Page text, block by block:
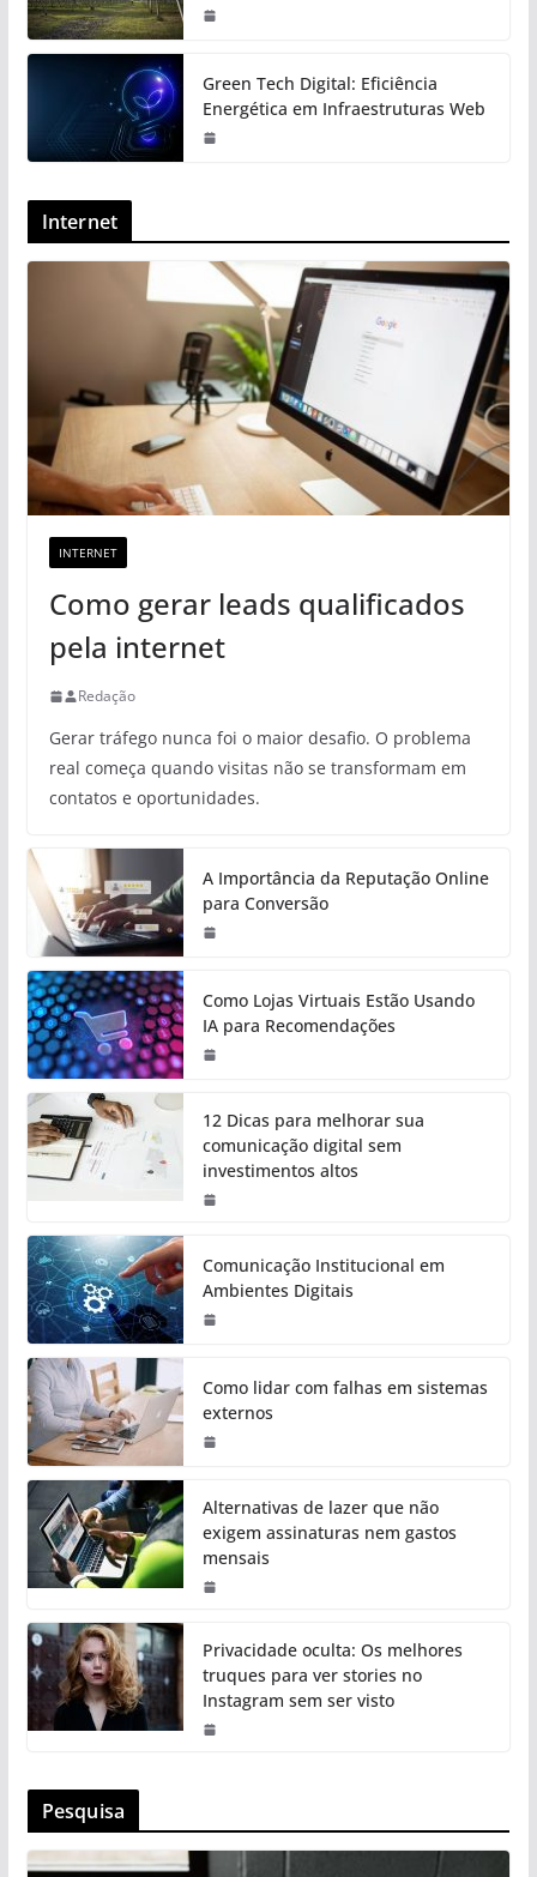
Green Tech Digital: Eficiência
Energética em Infraestruturas Web
Internet
INTERNET
Como gerar leads qualificados
pela internet
Redação
Gerar tráfego nunca foi o maior desafio. O problema
real começa quando visitas não se transformam em
contatos e oportunidades.
A Importância da Reputação Online
para Conversão
Como Lojas Virtuais Estão Usando
IA para Recomendações
12 Dicas para melhorar sua
comunicação digital sem
investimentos altos
Comunicação Institucional em
Ambientes Digitais
Como lidar com falhas em sistemas
externos
Alternativas de lazer que não
exigem assinaturas nem gastos
mensais
Privacidade oculta: Os melhores
truques para ver stories no
Instagram sem ser visto
Pesquisa